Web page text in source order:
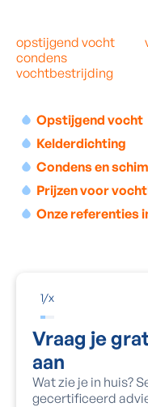
opstijgend vocht
condens
vochtbestrijding
Opstijgend vocht
Kelderdichting
Condens en
Prijzen voor
Onze referenties
1/x
Vraag je
aan
Wat zie je in huis?
gecertificeerd